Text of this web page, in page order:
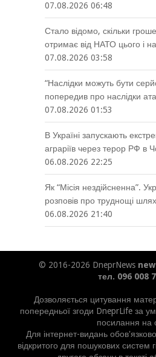
07.08.2026 06:48
Стало відомо, скільки
отримає від НАТО цього і
07.08.2026 03:58
“Наслідки можуть бути
попередив про наслідки
07.08.2026 01:53
В Україні запускають
аграріїв через терор РФ в
06.08.2026 22:25
Як “Місія нездійсненна”.
розповів про труднощі
06.08.2026 21:40
© 2016-2026 DneprNews
тел. 096 008
Дозволяється цитування
попередньої згоди DneprLife за
посилання на
Для інтернет-видань
відкритого для пошукових систем